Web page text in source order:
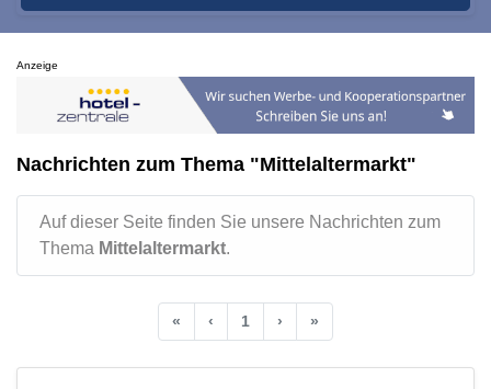
Anzeige
Nachrichten zum Thema "Mittelaltermarkt"
Auf dieser Seite finden Sie unsere Nachrichten zum
Thema Mittelaltermarkt.
« ‹ 1 › »